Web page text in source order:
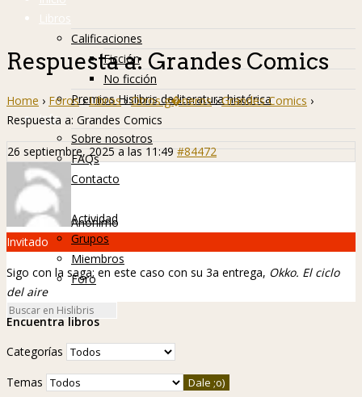
Libros
Calificaciones
Ficción
No ficción
Premios Hislibris de literatura histórica
Info
Sobre nosotros
FAQs
Contacto
Hislibreños
Actividad
Grupos
Miembros
Foro
Respuesta a: Grandes Comics
Home › Foros › Libros › Otros g�neros › Grandes Comics ›
Respuesta a: Grandes Comics
26 septiembre, 2025 a las 11:49 #84472
Anónimo
Invitado
Sigo con la saga; en este caso con su 3a entrega, Okko. El ciclo
del aire
Encuentra libros
Categorías
Temas